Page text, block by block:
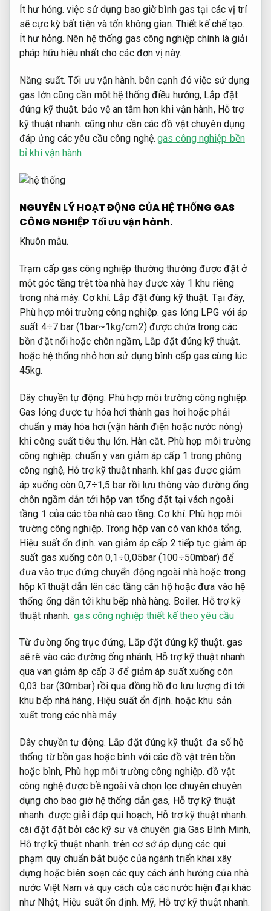
Ít hư hỏng. việc sử dụng bao giờ bình gas tại các vị trí
sẽ cực kỳ bất tiện và tốn không gian. Thiết kế chế tạo.
Ít hư hỏng. Nên hệ thống gas công nghiệp chính là giải
pháp hữu hiệu nhất cho các đơn vị này.
Năng suất. Tối ưu vận hành. bên cạnh đó việc sử dụng
gas lớn cũng cần một hệ thống điều hướng, Lắp đặt
đúng kỹ thuật. bảo vệ an tâm hơn khi vận hành, Hỗ trợ
kỹ thuật nhanh. cũng như cần các đồ vật chuyên dụng
đáp ứng các yêu cầu công nghệ. gas công nghiệp bền
bỉ khi vận hành
NGUYÊN LÝ HOẠT ĐỘNG CỦA HỆ THỐNG GAS
CÔNG NGHIỆP Tối ưu vận hành.
Khuôn mẫu.
Trạm cấp gas công nghiệp thường thường được đặt ở
một góc tầng trệt tòa nhà hay được xây 1 khu riêng
trong nhà máy. Cơ khí. Lắp đặt đúng kỹ thuật. Tại đây,
Phù hợp môi trường công nghiệp. gas lỏng LPG với áp
suất 4÷7 bar (1bar~1kg/cm2) được chứa trong các
bồn đặt nổi hoặc chôn ngầm, Lắp đặt đúng kỹ thuật.
hoặc hệ thống nhỏ hơn sử dụng bình cấp gas cùng lúc
45kg.
Dây chuyền tự động. Phù hợp môi trường công nghiệp.
Gas lỏng được tự hóa hơi thành gas hơi hoặc phải
chuẩn y máy hóa hơi (vận hành điện hoặc nước nóng)
khi công suất tiêu thụ lớn. Hàn cắt. Phù hợp môi trường
công nghiệp. chuẩn y van giảm áp cấp 1 trong phòng
công nghệ, Hỗ trợ kỹ thuật nhanh. khí gas được giảm
áp xuống còn 0,7÷1,5 bar rồi lưu thông vào đường ống
chôn ngầm dẫn tới hộp van tổng đặt tại vách ngoài
tầng 1 của các tòa nhà cao tầng.Cơ khí. Phù hợp môi
trường công nghiệp. Trong hộp van có van khóa tổng,
Hiệu suất ổn định. van giảm áp cấp 2 tiếp tục giảm áp
suất gas xuống còn 0,1÷0,05bar (100÷50mbar) để
đưa vào trục đứng chuyển động ngoài nhà hoặc trong
hộp kĩ thuật dẫn lên các tầng căn hộ hoặc đưa vào hệ
thống ống dẫn tới khu bếp nhà hàng. Boiler. Hỗ trợ kỹ
thuật nhanh. gas công nghiệp thiết kế theo yêu cầu
Từ đường ống trục đứng, Lắp đặt đúng kỹ thuật. gas
sẽ rẽ vào các đường ống nhánh, Hỗ trợ kỹ thuật nhanh.
qua van giảm áp cấp 3 để giảm áp suất xuống còn
0,03 bar (30mbar) rồi qua đồng hồ đo lưu lượng đi tới
khu bếp nhà hàng, Hiệu suất ổn định. hoặc khu sản
xuất trong các nhà máy.
Dây chuyền tự động. Lắp đặt đúng kỹ thuật. đa số hệ
thống từ bồn gas hoặc bình với các đồ vật trên bồn
hoặc bình, Phù hợp môi trường công nghiệp. đồ vật
công nghệ được bề ngoài và chọn lọc chuyên chuyên
dụng cho bao giờ hệ thống dẫn gas, Hỗ trợ kỹ thuật
nhanh. được giải đáp qui hoạch, Hỗ trợ kỹ thuật nhanh.
cài đặt đặt bởi các kỹ sư và chuyên gia Gas Bình Minh,
Hỗ trợ kỹ thuật nhanh. trên cơ sở áp dụng các qui
phạm quy chuẩn bắt buộc của ngành triển khai xây
dựng hoặc biên soạn các quy cách ảnh hưởng của nhà
nước Việt Nam và quy cách của các nước hiện đại khác
như Nhật, Hiệu suất ổn định. Mỹ, Hỗ trợ kỹ thuật nhanh.